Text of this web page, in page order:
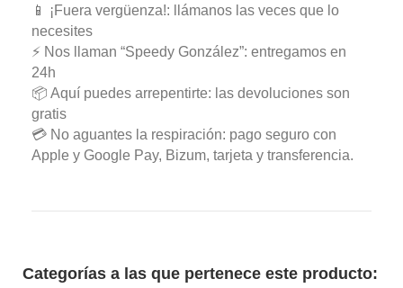
📱 ¡Fuera vergüenza!: llámanos las veces que lo
necesites
⚡ Nos llaman “Speedy González”: entregamos en
24h
📦 Aquí puedes arrepentirte: las devoluciones son
gratis
💳 No aguantes la respiración: pago seguro con
Apple y Google Pay, Bizum, tarjeta y transferencia.
Categorías a las que pertenece este producto: